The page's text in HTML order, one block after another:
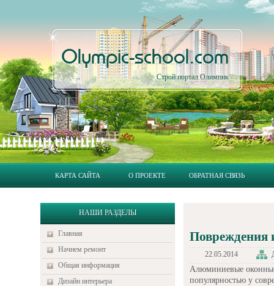
Olympic-school.com
Строй портал Олимпик
КАРТА САЙТА О ПРОЕКТЕ ОБРАТНАЯ СВЯЗЬ
НАШИ РАЗДЕЛЫ
Главная
Начнем ремонт
Общая информация
Дизайн интерьера
Повреждения
22.05.2014
Алюминиевые
популярностью у